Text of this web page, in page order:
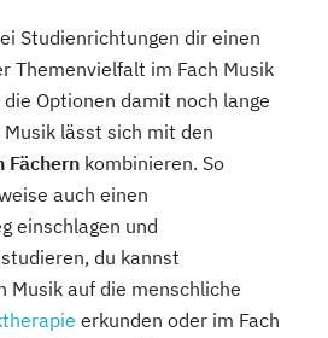
Studienrichtungen dir einen
Themenvielfalt im Fach Musik
Optionen damit noch lange
lässt sich mit den
Fächern kombinieren. So
auch einen
einschlagen und
studieren, du kannst
Musik auf die menschliche
erkunden oder im Fach